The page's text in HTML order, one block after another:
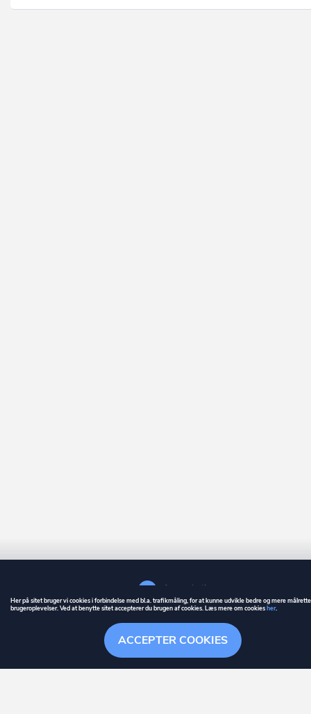
Søgehistorik Menu
GUIDE BETINGELSER
er et registreret varemærke tilhørende ownr ApS – CVR nr.: 36 40 88
Stationsparken 26. 2., 2600 Glostrup, info@ownr.dk
ACCEPTER COOKIES
Her på sitet bruger vi cookies i forbindelse med bl.a. trafikmåling, for at kunne udvikle bedre og mere
brugeroplevelser. Ved at benytte sitet accepterer du brugen af cookies. Læs mere om cookiesher.